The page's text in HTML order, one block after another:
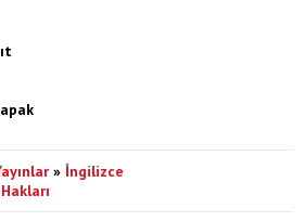
» İngilizce